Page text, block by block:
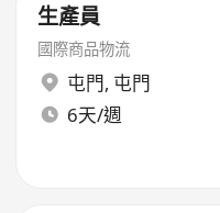
生產員
國際商品物流
屯門, 屯門
6天/週